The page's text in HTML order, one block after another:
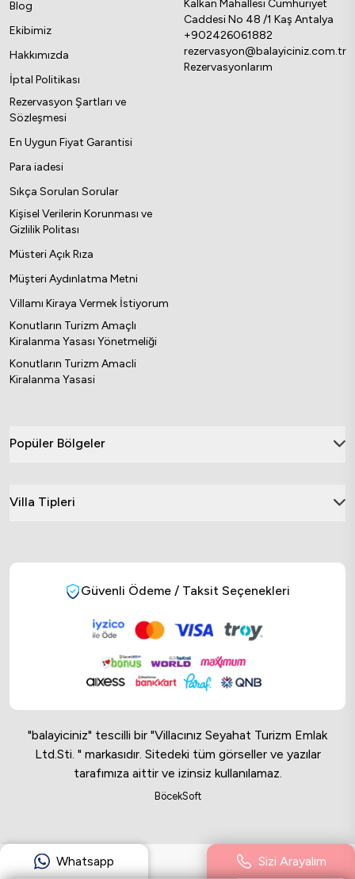
Blog
Ekibimiz
Hakkımızda
İptal Politikası
Rezervasyon Şartları ve
Sözleşmesi
En Uygun Fiyat Garantisi
Para iadesi
Sıkça Sorulan Sorular
Kişisel Verilerin Korunması ve
Gizlilik Politası
Müsteri Açık Rıza
Müşteri Aydınlatma Metni
Villamı Kiraya Vermek İstiyorum
Konutların Turizm Amaçlı
Kiralanma Yasası Yönetmeliği
Konutların Turizm Amacli
Kiralanma Yasasi
Kalkan Mahallesi Cumhuriyet
Caddesi No 48 /1 Kaş Antalya
+902426061882
rezervasyon@balayiciniz.com.tr
Rezervasyonlarım
Popüler Bölgeler
Villa Tipleri
Güvenli Ödeme / Taksit Seçenekleri
"balayiciniz" tescilli bir "Villacınız Seyahat Turizm Emlak
Ltd.Sti. " markasıdır. Sitedeki tüm görseller ve yazılar
tarafımıza aittir ve izinsiz kullanılamaz.
BöcekSoft
Whatsapp Sizi Arayalım